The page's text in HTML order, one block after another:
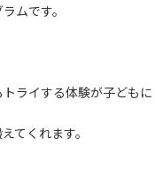
ムです。
ライする体験が子どもに
てくれます。